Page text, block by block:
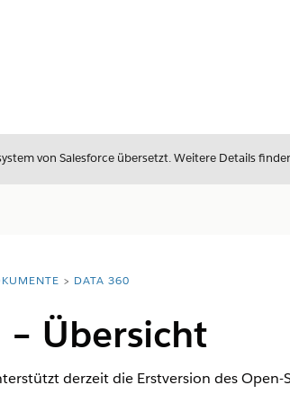
von Salesforce übersetzt. Weitere Details
DATA 360
– Übersicht
derzeit die Erstversion des Open-